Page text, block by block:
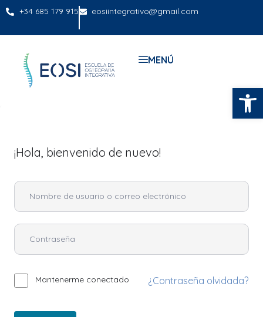
+34 685 179 915 eosiintegrativo@gmail.com
MENÚ
¡Hola, bienvenido de nuevo!
Mantenerme conectado ¿Contraseña olvidada?